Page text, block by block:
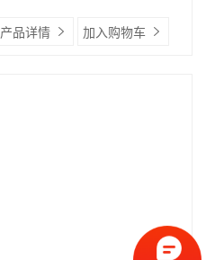
产品详情 加入购物车